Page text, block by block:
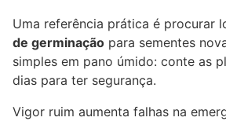
Uma referência prática é procurar
de germinação para sementes
simples em pano úmido: conte as
dias para ter segurança.
Vigor ruim aumenta falhas na